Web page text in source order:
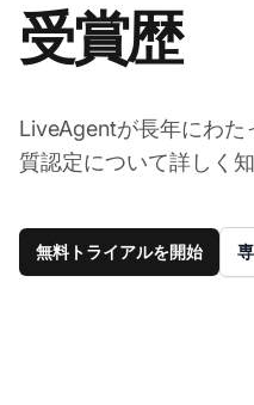
受賞歴
LiveAgentが長年にわた
質認定について詳しく
無料トライアルを開始